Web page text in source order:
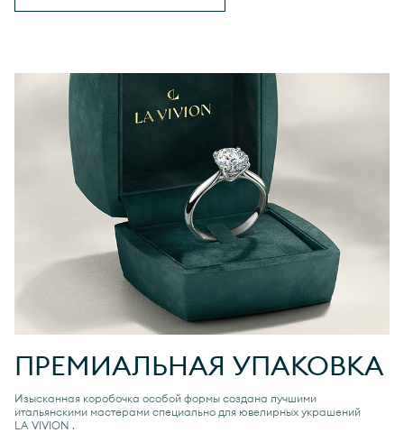
ПРЕМИАЛЬНАЯ УПАКОВКА
Изысканная коробочка особой формы создана лучшими
итальянскими мастерами специально для ювелирных украшений
LA VIVION .